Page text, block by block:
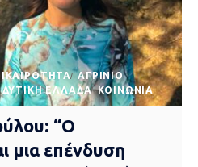
ΑΓΡΊΝΙΟ
ΔΥΤΙΚΉ ΕΛΛΆΔΑ ΚΟΙΝΩΝΊΑ
“Ο
μια επένδυση